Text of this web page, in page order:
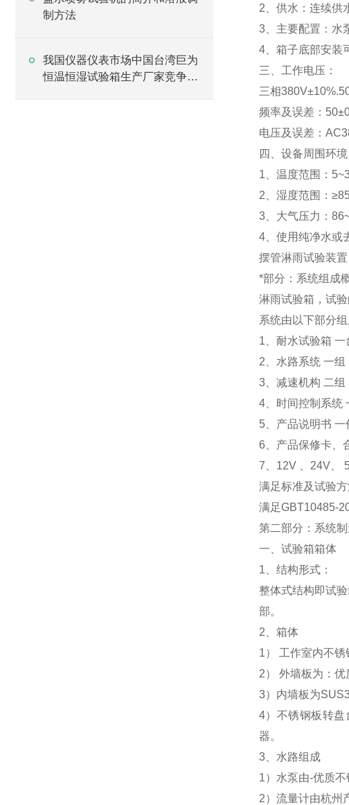
制方法
我国仪器仪表市场中国台湾巨为
恒温恒湿试验箱生产厂家竞争加
2、供水：连续供
3、主要配置：水
4、箱子底部安装
三、工作电压：
三相
频率及误差：
电压及误差：
四、设备周围环境
1、温度范围：
2、湿度范围：
3、大气压力：
4、使用纯净水或
摆管淋雨试验装置
*部分：系统组成
淋雨试验箱，试
系统由以下部分组
1、耐水试验箱 一
2、水路系统 一组
3、减速机构 二组
4、时间控制系统
5、产品说明书 一
6、产品保修卡、
7、12V 、24V、
满足标准及试验
满足GBT10485-
第二部分：系统
一、试验箱箱体
1、结构形式：
整体式结构即试
部。
2、箱体
1） 工作室内不
2） 外墙板为：优
3）内墙板为
4）不锈钢板转盘
器。
3、水路组成
1）水泵由-优质不
2）流量计由杭州